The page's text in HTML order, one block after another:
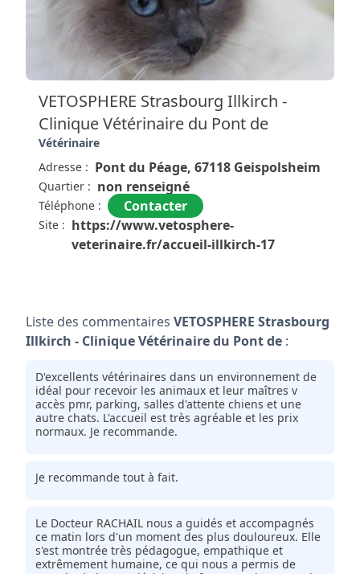
VETOSPHERE Strasbourg Illkirch -
Clinique Vétérinaire du Pont de
Vétérinaire
Adresse : Pont du Péage, 67118 Geispolsheim
Quartier : non renseigné
Téléphone : Contacter
Site : https://www.vetosphere-
veterinaire.fr/accueil-illkirch-17
Liste des commentaires VETOSPHERE Strasbourg
Illkirch - Clinique Vétérinaire du Pont de :
D'excellents vétérinaires dans un environnement de
idéal pour recevoir les animaux et leur maîtres v
accès pmr, parking, salles d'attente chiens et une
autre chats. L'accueil est très agréable et les prix
normaux. Je recommande.
Je recommande tout à fait.
Le Docteur RACHAIL nous a guidés et accompagnés
ce matin lors d'un moment des plus douloureux. Elle
s'est montrée très pédagogue, empathique et
extrêmement humaine, ce qui nous a permis de